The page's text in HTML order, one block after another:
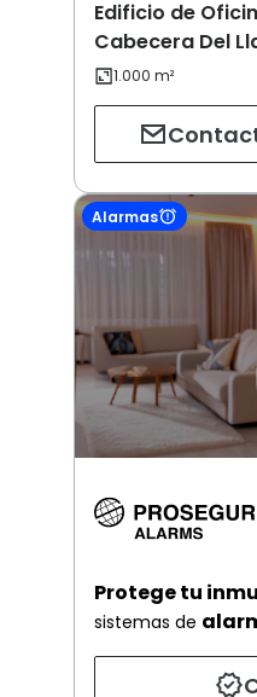
Edificio de
Cabecera Del
Alarmas
Protege tu
sistemas de